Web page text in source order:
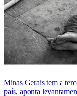
Minas Gerais tem a
país, aponta